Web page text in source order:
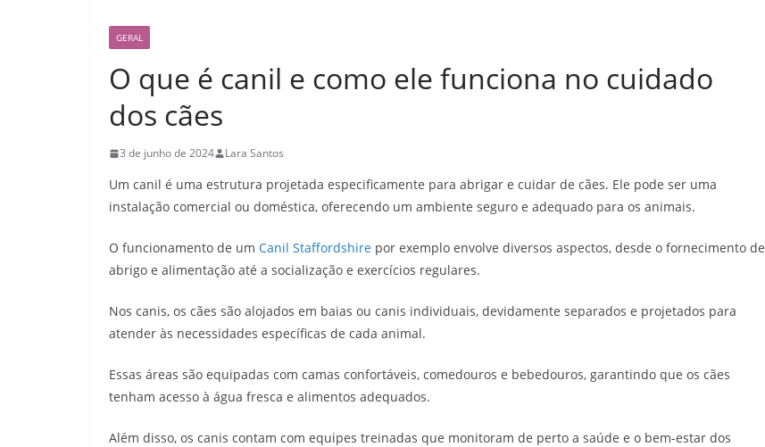
GERAL
O que é canil e como ele funciona no cuidado
dos cães
3 de junho de 2024 Lara Santos
Um canil é uma estrutura projetada especificamente para abrigar e cuidar de cães. Ele pode ser uma
instalação comercial ou doméstica, oferecendo um ambiente seguro e adequado para os animais.
O funcionamento de um Canil Staffordshire por exemplo envolve diversos aspectos, desde o fornecimento de
abrigo e alimentação até a socialização e exercícios regulares.
Nos canis, os cães são alojados em baias ou canis individuais, devidamente separados e projetados para
atender às necessidades específicas de cada animal.
Essas áreas são equipadas com camas confortáveis, comedouros e bebedouros, garantindo que os cães
tenham acesso à água fresca e alimentos adequados.
Além disso, os canis contam com equipes treinadas que monitoram de perto a saúde e o bem-estar dos